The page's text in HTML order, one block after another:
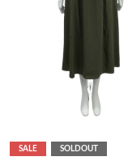
SALE SOLDOUT